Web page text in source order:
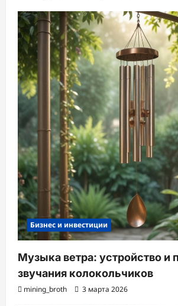
Бизнес и инвестиции
Музыка ветра: устройство и
звучания колокольчиков
mining_broth 3 марта 2026